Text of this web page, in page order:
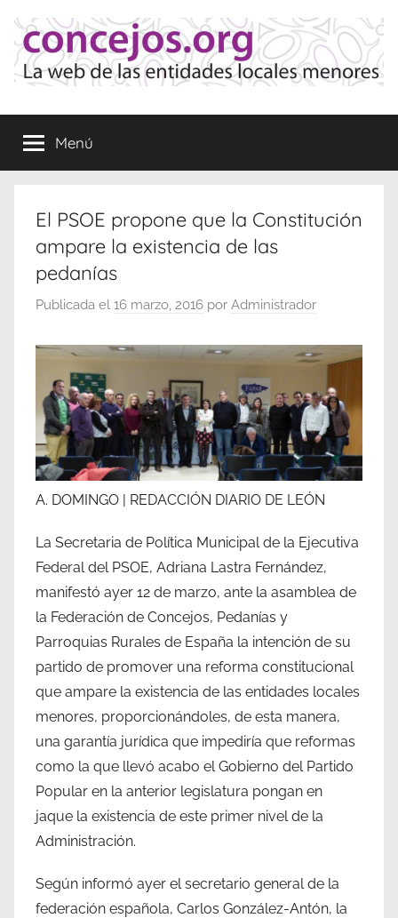
contenido
Concejos
de
las
Locales
Menú
El PSOE propone que la Constitución
ampare la existencia de las
pedanías
Publicada el 16 marzo, 2016 por Administrador
A. DOMINGO | REDACCIÓN DIARIO DE LEÓN
La Secretaria de Política Municipal de la Ejecutiva
Federal del PSOE, Adriana Lastra Fernández,
manifestó ayer 12 de marzo, ante la asamblea de
la Federación de Concejos, Pedanías y
Parroquias Rurales de España la intención de su
partido de promover una reforma constitucional
que ampare la existencia de las entidades locales
menores, proporcionándoles, de esta manera,
una garantía jurídica que impediría que reformas
como la que llevó acabo el Gobierno del Partido
Popular en la anterior legislatura pongan en
jaque la existencia de este primer nivel de la
Administración.
Según informó ayer el secretario general de la
federación española, Carlos González-Antón, la